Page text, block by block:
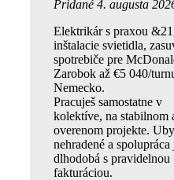
Pridané 4. augusta
Elektrikár s praxou
inštalacie svietidla,
spotrebiče pre
Zarobok až €5 040/
Nemecko.
Pracuješ samostatne v
kolektíve, na stabilnom
overenom projekte.
nehradené a spolupráca
dlhodobá s pravidelnou
fakturáciou.